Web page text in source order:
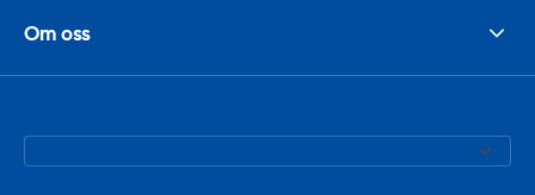
Om oss